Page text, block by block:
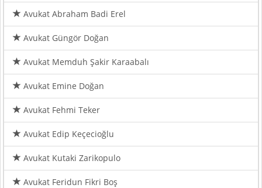
Avukat Abraham Badi Erel
Avukat Güngör Doğan
Avukat Memduh Şakir Karaabalı
Avukat Emine Doğan
Avukat Fehmi Teker
Avukat Edip Keçecioğlu
Avukat Kutaki Zarikopulo
Avukat Feridun Fikri Boş